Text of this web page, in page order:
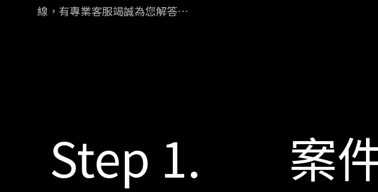
線，有專業客服竭誠為您解答…
Step 1. 案